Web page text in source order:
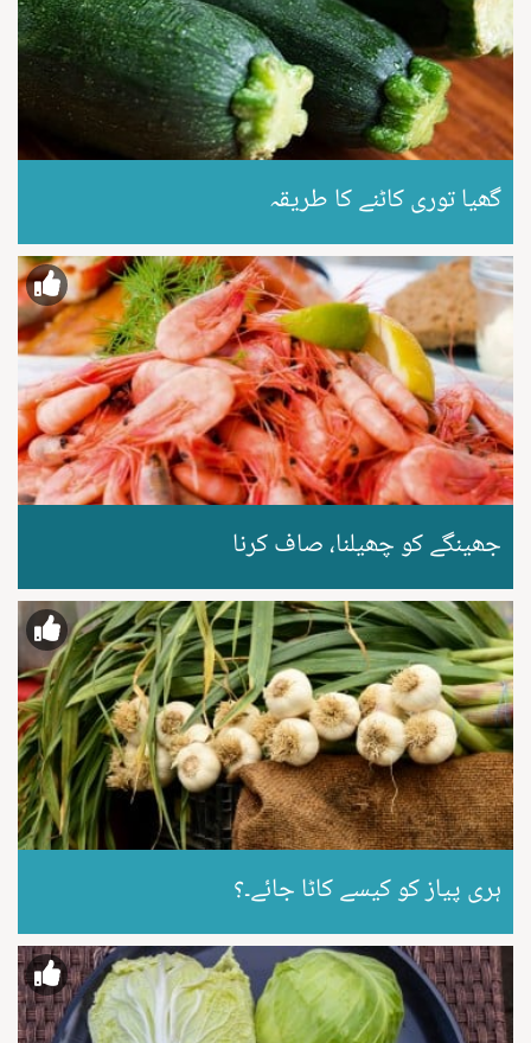
گھیا توری کاٹنے کا طریقہ
جھینگے کو چھیلنا، صاف کرنا
ہری پیاز کو کیسے کاٹا جائے۔؟